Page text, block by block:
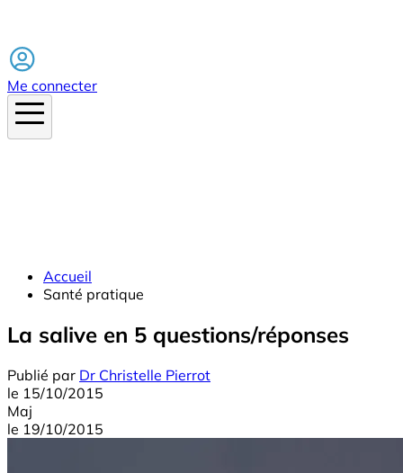
Me connecter
Accueil
Santé pratique
La salive en 5 questions/réponses
Publié par Dr Christelle Pierrot
le 15/10/2015
Maj
le 19/10/2015